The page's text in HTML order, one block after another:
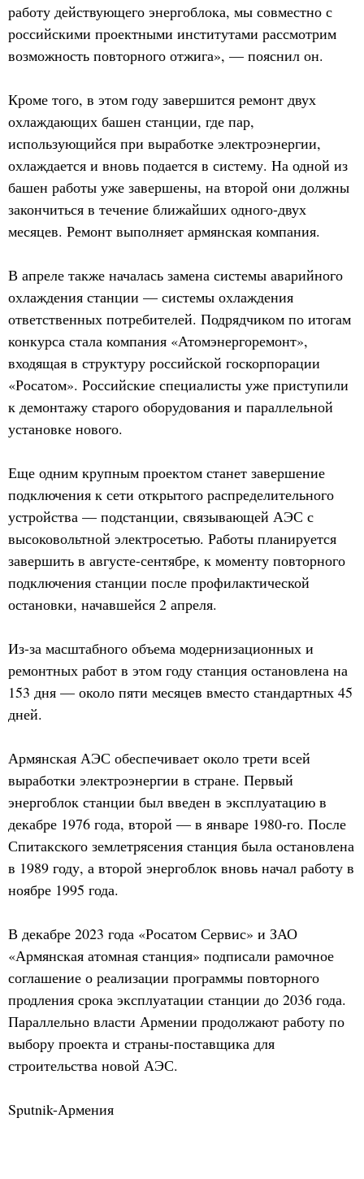
работу действующего энергоблока, мы совместно с
российскими проектными институтами рассмотрим
возможность повторного отжига», — пояснил он.
Кроме того, в этом году завершится ремонт двух
охлаждающих башен станции, где пар,
использующийся при выработке электроэнергии,
охлаждается и вновь подается в систему. На одной из
башен работы уже завершены, на второй они должны
закончиться в течение ближайших одного-двух
месяцев. Ремонт выполняет армянская компания.
В апреле также началась замена системы аварийного
охлаждения станции — системы охлаждения
ответственных потребителей. Подрядчиком по итогам
конкурса стала компания «Атомэнергоремонт»,
входящая в структуру российской госкорпорации
«Росатом». Российские специалисты уже приступили
к демонтажу старого оборудования и параллельной
установке нового.
Еще одним крупным проектом станет завершение
подключения к сети открытого распределительного
устройства — подстанции, связывающей АЭС с
высоковольтной электросетью. Работы планируется
завершить в августе-сентябре, к моменту повторного
подключения станции после профилактической
остановки, начавшейся 2 апреля.
Из-за масштабного объема модернизационных и
ремонтных работ в этом году станция остановлена на
153 дня — около пяти месяцев вместо стандартных 45
дней.
Армянская АЭС обеспечивает около трети всей
выработки электроэнергии в стране. Первый
энергоблок станции был введен в эксплуатацию в
декабре 1976 года, второй — в январе 1980-го. После
Спитакского землетрясения станция была остановлена
в 1989 году, а второй энергоблок вновь начал работу в
ноябре 1995 года.
В декабре 2023 года «Росатом Сервис» и ЗАО
«Армянская атомная станция» подписали рамочное
соглашение о реализации программы повторного
продления срока эксплуатации станции до 2036 года.
Параллельно власти Армении продолжают работу по
выбору проекта и страны-поставщика для
строительства новой АЭС.
Sputnik-Армения